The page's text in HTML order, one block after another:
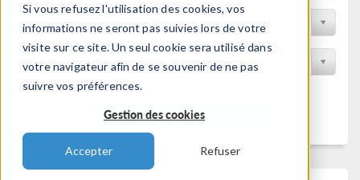
Si vous refusez l'utilisation des cookies, vos
informations ne seront pas suivies lors de votre
visite sur ce site. Un seul cookie sera utilisé dans
votre navigateur afin de se souvenir de ne pas
suivre vos préférences.
Gestion des cookies
Accepter Refuser
Trier par Discipline
Filtrer par produit
Filtrer